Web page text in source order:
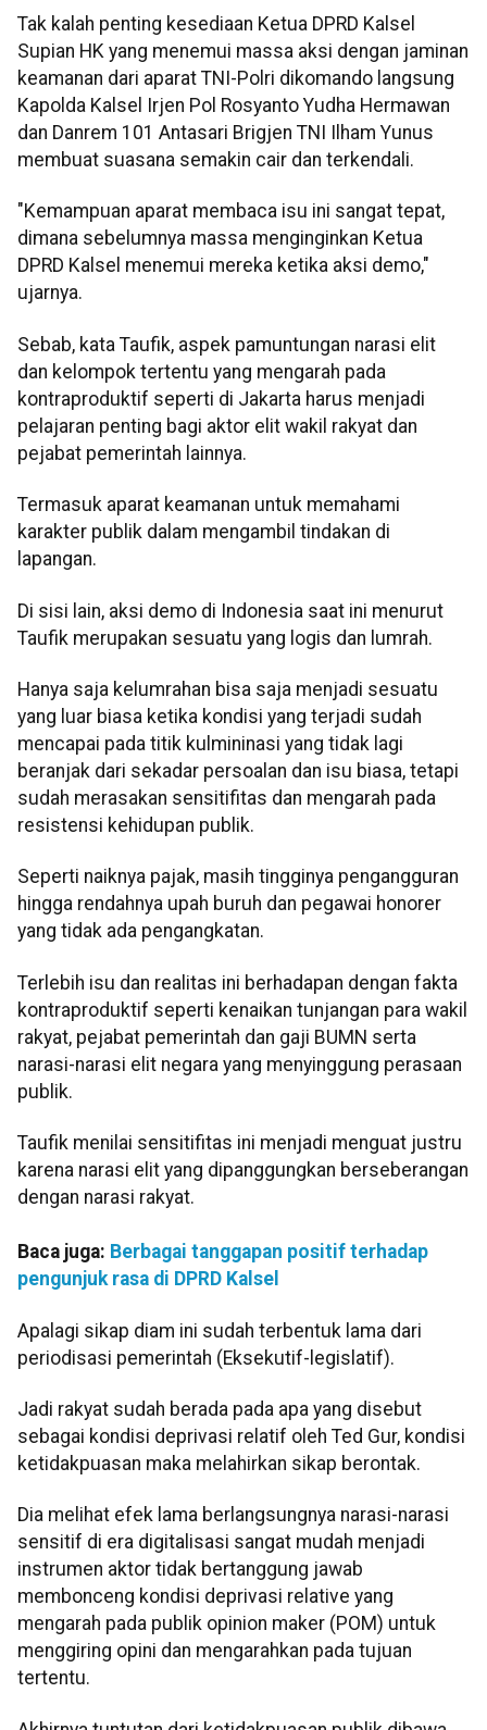
Tak kalah penting kesediaan Ketua DPRD Kalsel
Supian HK yang menemui massa aksi dengan jaminan
keamanan dari aparat TNI-Polri dikomando langsung
Kapolda Kalsel Irjen Pol Rosyanto Yudha Hermawan
dan Danrem 101 Antasari Brigjen TNI Ilham Yunus
membuat suasana semakin cair dan terkendali.
"Kemampuan aparat membaca isu ini sangat tepat,
dimana sebelumnya massa menginginkan Ketua
DPRD Kalsel menemui mereka ketika aksi demo,"
ujarnya.
Sebab, kata Taufik, aspek pamuntungan narasi elit
dan kelompok tertentu yang mengarah pada
kontraproduktif seperti di Jakarta harus menjadi
pelajaran penting bagi aktor elit wakil rakyat dan
pejabat pemerintah lainnya.
Termasuk aparat keamanan untuk memahami
karakter publik dalam mengambil tindakan di
lapangan.
Di sisi lain, aksi demo di Indonesia saat ini menurut
Taufik merupakan sesuatu yang logis dan lumrah.
Hanya saja kelumrahan bisa saja menjadi sesuatu
yang luar biasa ketika kondisi yang terjadi sudah
mencapai pada titik kulmininasi yang tidak lagi
beranjak dari sekadar persoalan dan isu biasa, tetapi
sudah merasakan sensitifitas dan mengarah pada
resistensi kehidupan publik.
Seperti naiknya pajak, masih tingginya pengangguran
hingga rendahnya upah buruh dan pegawai honorer
yang tidak ada pengangkatan.
Terlebih isu dan realitas ini berhadapan dengan fakta
kontraproduktif seperti kenaikan tunjangan para wakil
rakyat, pejabat pemerintah dan gaji BUMN serta
narasi-narasi elit negara yang menyinggung perasaan
publik.
Taufik menilai sensitifitas ini menjadi menguat justru
karena narasi elit yang dipanggungkan berseberangan
dengan narasi rakyat.
Baca juga: Berbagai tanggapan positif terhadap
pengunjuk rasa di DPRD Kalsel
Apalagi sikap diam ini sudah terbentuk lama dari
periodisasi pemerintah (Eksekutif-legislatif).
Jadi rakyat sudah berada pada apa yang disebut
sebagai kondisi deprivasi relatif oleh Ted Gur, kondisi
ketidakpuasan maka melahirkan sikap berontak.
Dia melihat efek lama berlangsungnya narasi-narasi
sensitif di era digitalisasi sangat mudah menjadi
instrumen aktor tidak bertanggung jawab
membonceng kondisi deprivasi relative yang
mengarah pada publik opinion maker (POM) untuk
menggiring opini dan mengarahkan pada tujuan
tertentu.